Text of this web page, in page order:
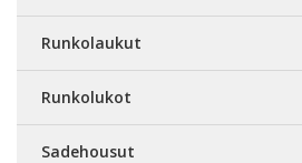
Runkolaukut
Runkolukot
Sadehousut